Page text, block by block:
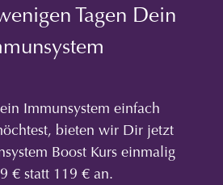
Tagen Dein
Immunsystem einfach
bieten wir Dir jetzt
Boost Kurs einmalig
€ statt 119 € an.